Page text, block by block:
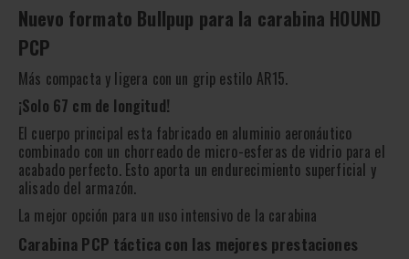
Nuevo formato Bullpup para la carabina HOUND
PCP
Más compacta y ligera con un grip estilo AR15.
¡Solo 67 cm de longitud!
El cuerpo principal esta fabricado en aluminio aeronáutico
combinado con un chorreado de micro-esferas de vidrio para el
acabado perfecto. Esto aporta un endurecimiento superficial y
alisado del armazón.
La mejor opción para un uso intensivo de la carabina
Carabina PCP táctica con las mejores prestaciones